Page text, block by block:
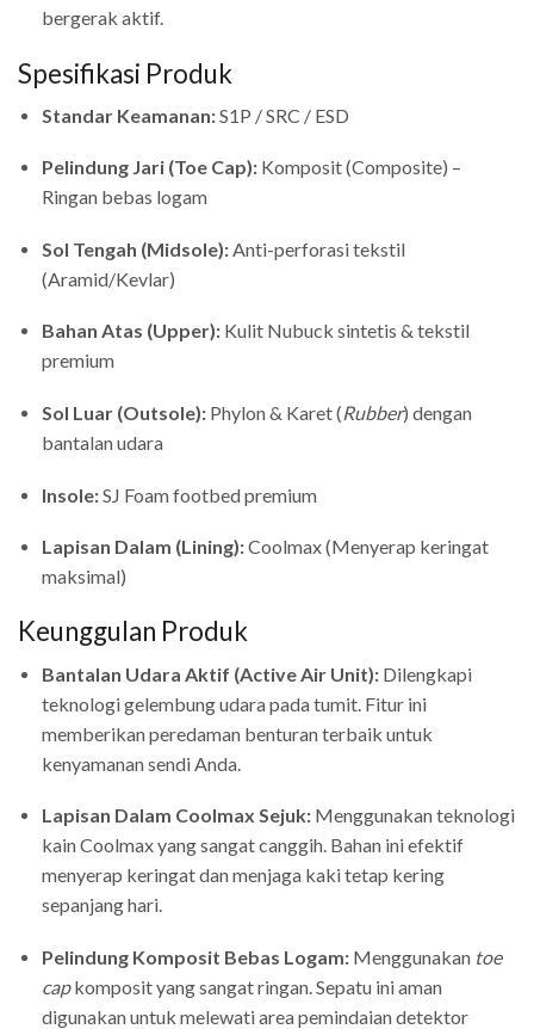
bergerak aktif.
Spesifikasi Produk
Standar Keamanan:S1P / SRC / ESD
Pelindung Jari (Toe Cap): Komposit (Composite) –
Ringan bebas logam
Sol Tengah (Midsole):Anti-perforasi tekstil
(Aramid/Kevlar)
Bahan Atas (Upper): Kulit Nubuck sintetis & tekstil
premium
Sol Luar (Outsole): Phylon & Karet (Rubber) dengan
bantalan udara
Insole:SJ Foam footbed premium
Lapisan Dalam (Lining):Coolmax (Menyerap keringat
maksimal)
Keunggulan Produk
Bantalan Udara Aktif (Active Air Unit): Dilengkapi
teknologi gelembung udara pada tumit. Fitur ini
memberikan peredaman benturan terbaik untuk
kenyamanan sendi Anda.
Lapisan Dalam Coolmax Sejuk: Menggunakan teknologi
kain Coolmax yang sangat canggih. Bahan ini efektif
menyerap keringat dan menjaga kaki tetap kering
sepanjang hari.
Pelindung Komposit Bebas Logam: Menggunakan toe
capkomposit yang sangat ringan. Sepatu ini aman
digunakan untuk melewati area pemindaian detektor